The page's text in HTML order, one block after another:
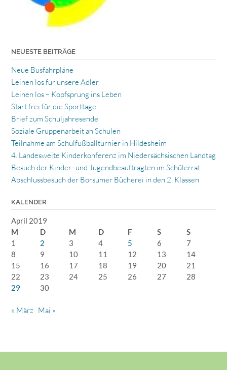
NEUESTE BEITRÄGE
Neue Busfahrpläne
Leinen los für unsere Adler
Leinen los – Kopfsprung ins Leben
Start frei für die Sporttage
Brief zum Schuljahresende
Soziale Gruppenarbeit an Schulen
Teilnahme am Schulfußballturnier in Hildesheim
4. Landesweite Kinderkonferenz im Niedersächsischen Landtag
Besuch der Kinder- und Jugendbeauftragten im Schülerrat
Abschlussbesuch der Borsumer Bücherei in den 2. Klassen
KALENDER
April 2019
M
D M D F S
S
1
2 3 4 5 6
7
8
9 10 11 12 13
14
15
16 17 18 19 20
21
22
23 24 25 26 27
28
29
30
« März Mai »